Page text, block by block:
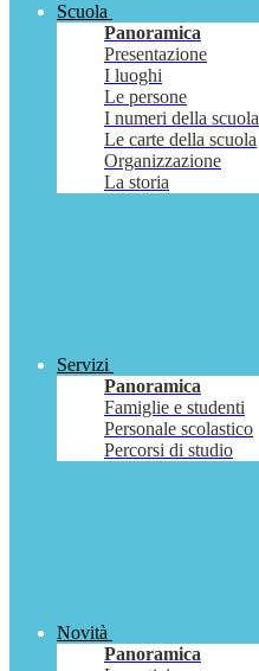
Scuola
Panoramica
Presentazione
I luoghi
Le persone
I numeri della scuola
Le carte della scuola
Organizzazione
La storia
Servizi
Panoramica
Famiglie e studenti
Personale scolastico
Percorsi di studio
Novità
Panoramica